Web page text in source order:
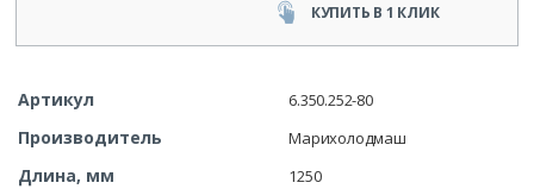
КУПИТЬ В 1 КЛИК
Артикул 6.350.252-80
Производитель Марихолодмаш
Длина, мм 1250